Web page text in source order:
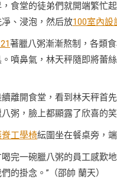
食堂的徒弟們就開端繁忙
、浸泡，然后放100室內設
著臘八粥漸漸熬制，各類
噴鼻氣，林天秤隨即將蕾
續離開食堂，看到林天秤首
粥，臉上都顯露了欣喜的笑
脊工學椅紜圍坐在餐桌旁，
完一碗臘八粥的員工感歎
的掛念。”（邵帥 蘭天）